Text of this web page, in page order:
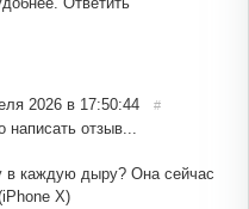
2026 в 17:50:44 #
написать отзыв...
в каждую дыру? Она сейчас
X)